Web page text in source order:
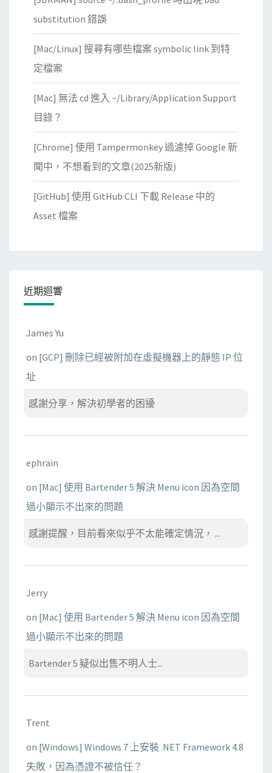
substitution 錯誤
[Mac/Linux] 搜尋有哪些檔案 symbolic link 到特
定檔案
[Mac] 無法 cd 進入 ~/Library/Application Support
目錄？
[Chrome] 使用 Tampermonkey 過濾掉 Google 新
聞中，不想看到的文章(2025新版)
[GitHub] 使用 GitHub CLI 下載 Release 中的
Asset 檔案
近期迴響
James Yu
on [GCP] 刪除已經被附加在虛擬機器上的靜態 IP 位
址
感謝分享，解決初學者的困擾
ephrain
on [Mac] 使用 Bartender 5 解決 Menu icon 因為空間
過小顯示不出來的問題
感謝提醒，目前看來似乎不太能確定情況， ...
Jerry
on [Mac] 使用 Bartender 5 解決 Menu icon 因為空間
過小顯示不出來的問題
Bartender 5 疑似出售不明人士...
Trent
on [Windows] Windows 7 上安裝 .NET Framework 4.8
失敗，因為憑證不被信任？